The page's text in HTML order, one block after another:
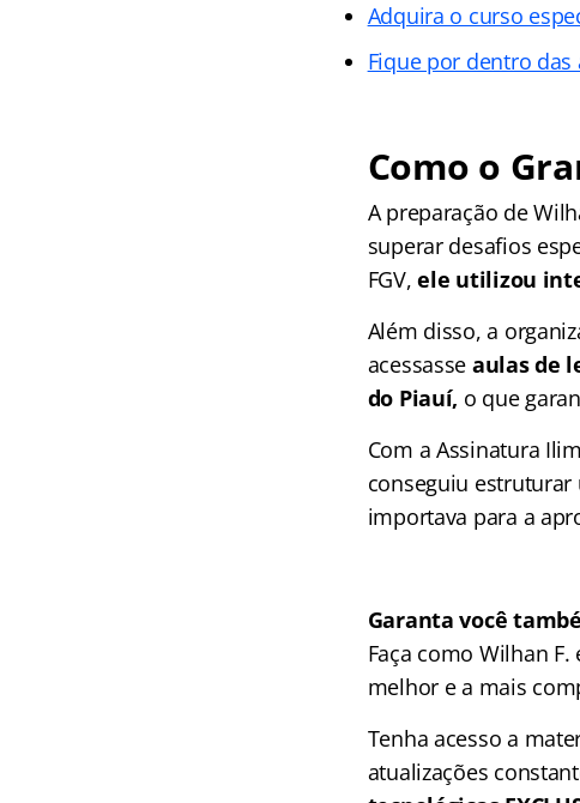
Adquira o curso
Fique por dentro das
Como o
A preparação de
superar desafios
FGV,ele utilizou
Além disso, a
acessasse aulas de
do Piauí, o que
Com a Assinatura
conseguiu
importava para a
Garanta você
Faça como Wilhan
melhor e a mais
Tenha acesso a
atualizações